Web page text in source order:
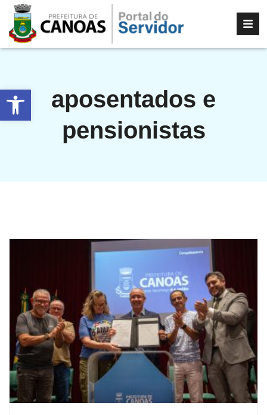
Abrir a barra de ferramentas
aposentados e
pensionistas